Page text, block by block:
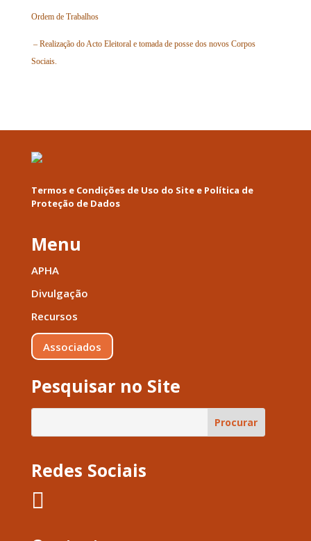
Ordem de Trabalhos
– Realização do Acto Eleitoral e tomada de posse dos novos Corpos
Sociais.
Termos e Condições de Uso do Site e Política de
Proteção de Dados
Menu
APHA
Divulgação
Recursos
Associados
Pesquisar no Site
Redes Sociais
